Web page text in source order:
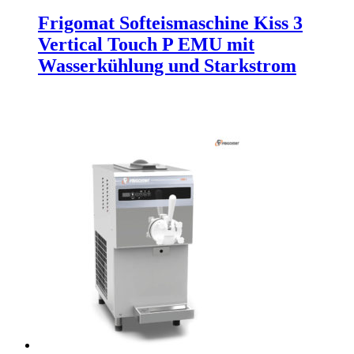
Frigomat Softeismaschine Kiss 3
Vertical Touch P EMU mit
Wasserkühlung und Starkstrom